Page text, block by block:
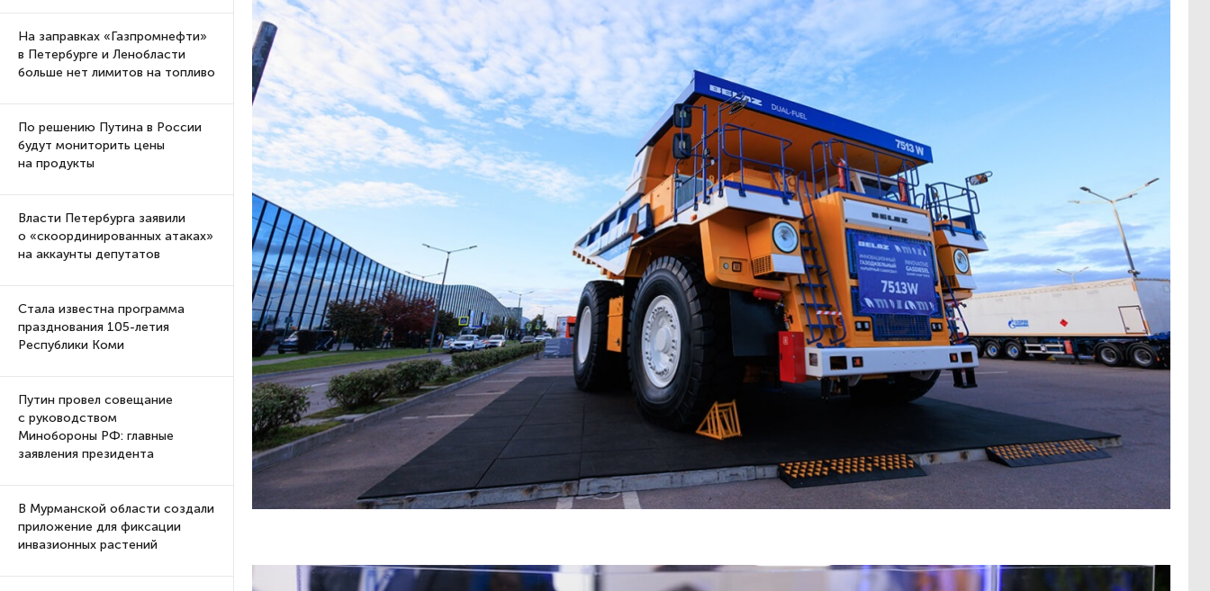
На заправках «Газпромнефти»
в Петербурге и Ленобласти
больше нет лимитов на топливо
По решению Путина в России
будут мониторить цены
на продукты
Власти Петербурга заявили
о «скоординированных атаках»
на аккаунты депутатов
Стала известна программа
празднования 105-летия
Республики Коми
Путин провел совещание
с руководством
Минобороны РФ: главные
заявления президента
В Мурманской области создали
приложение для фиксации
инвазионных растений